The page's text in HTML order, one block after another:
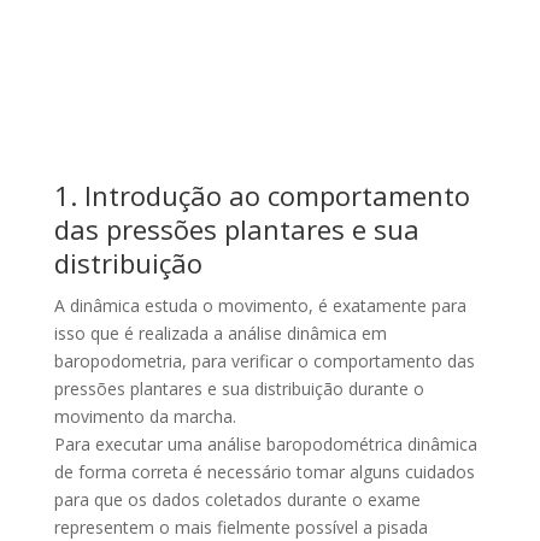
1. Introdução ao comportamento
das pressões plantares e sua
distribuição
A dinâmica estuda o movimento, é exatamente para
isso que é realizada a análise dinâmica em
baropodometria, para verificar o comportamento das
pressões plantares e sua distribuição durante o
movimento da marcha.
Para executar uma análise baropodométrica dinâmica
de forma correta é necessário tomar alguns cuidados
para que os dados coletados durante o exame
representem o mais fielmente possível a pisada